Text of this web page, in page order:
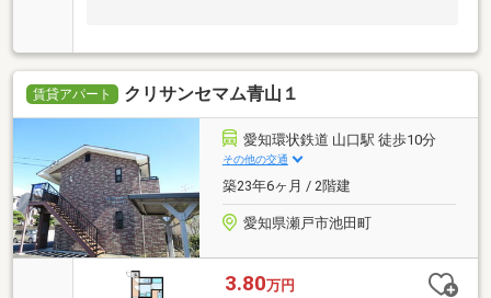
賃貸アパート クリサンセマム青山１
愛知環状鉄道 山口駅 徒歩10分
その他の交通
築23年6ヶ月 / 2階建
愛知県瀬戸市池田町
3.80万円